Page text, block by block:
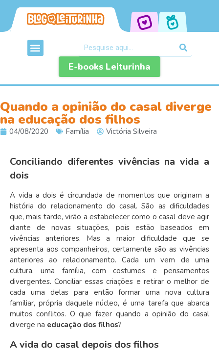
E-books Leiturinha
Quando a opinião do casal diverge
na educação dos filhos
04/08/2020 Família Victória Silveira
Conciliando diferentes vivências na vida a
dois
A vida a dois é circundada de momentos que originam a
história do relacionamento do casal. São as dificuldades
que, mais tarde, virão a estabelecer como o casal deve agir
diante de novas situações, pois estão baseados em
vivências anteriores. Mas a maior dificuldade que se
apresenta aos companheiros, certamente são as vivências
anteriores ao relacionamento. Cada um vem de uma
cultura, uma família, com costumes e pensamentos
divergentes. Conciliar essas criações e retirar o melhor de
cada uma delas para então formar uma nova cultura
familiar, própria daquele núcleo, é uma tarefa que abarca
muitos conflitos. O que fazer quando a opinião do casal
diverge na educação dos filhos?
A vida do casal depois dos filhos